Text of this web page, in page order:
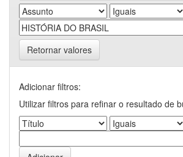
Retornar valores
Adicionar filtros:
Utilizar filtros para refinar o resultado de